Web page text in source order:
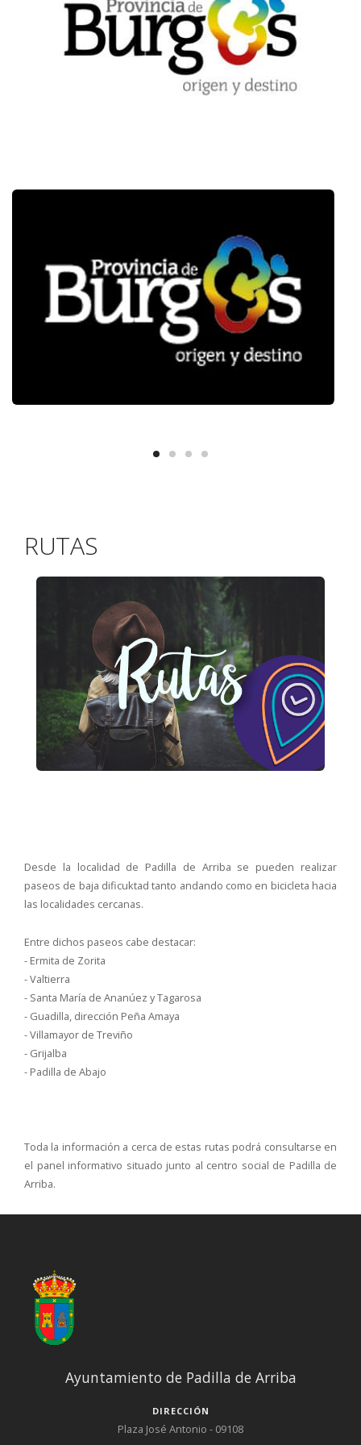
RUTAS
Desde la localidad de Padilla de Arriba se pueden realizar
paseos de baja dificuktad tanto andando como en bicicleta hacia
las localidades cercanas.
Entre dichos paseos cabe destacar:
- Ermita de Zorita
- Valtierra
- Santa María de Ananúez y Tagarosa
- Guadilla, dirección Peña Amaya
- Villamayor de Treviño
- Grijalba
- Padilla de Abajo
Toda la información a cerca de estas rutas podrá consultarse en
el panel informativo situado junto al centro social de Padilla de
Arriba.
Ayuntamiento de Padilla de Arriba
DIRECCIÓN
Plaza José Antonio - 09108